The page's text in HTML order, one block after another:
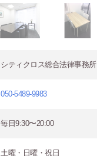
シティクロス総合法律事務所
050-5489-9983
毎日9:30〜20:00
土曜・日曜・祝日